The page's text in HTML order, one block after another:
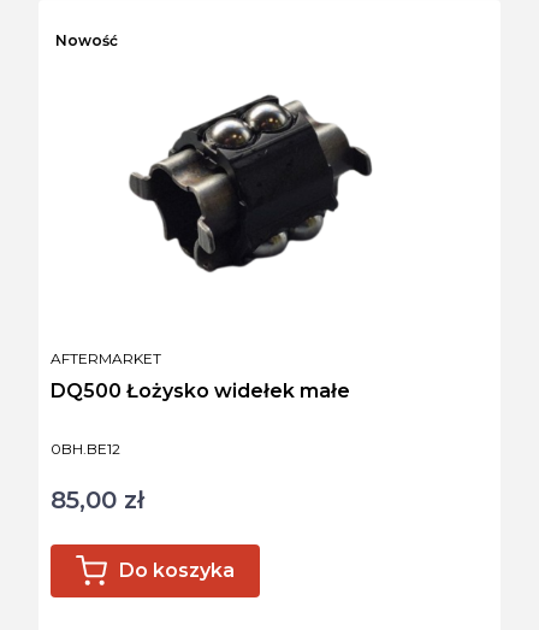
Nowość
Kod produktu
0BH.BE12
DQ500 Łożysko widełek małe
PRODUCENT
AFTERMARKET
Cena
85,00 zł
Do koszyka